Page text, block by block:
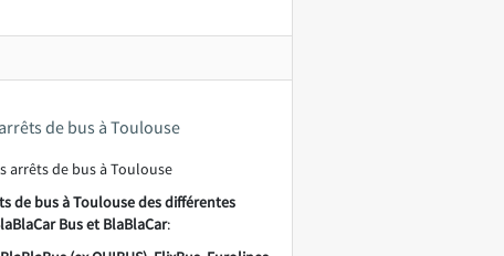
de bus à Toulouse
de bus à Toulouse des différentes
Bus et BlaBlaCar: